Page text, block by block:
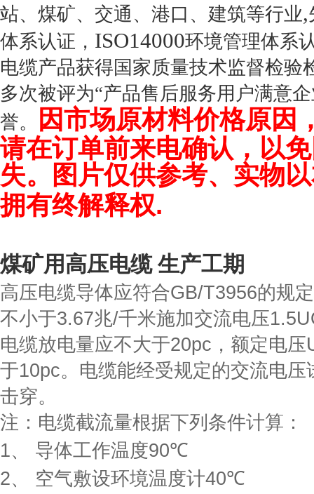
站、煤矿、交通、港口、建筑等行业,
体系认证， ISO14000环境管理体系
电缆产品获得国家质量技术监督检
多次被评为“产品售后服务用户满意
誉。
因市场原材料价格原因
请在订单前来电确认，以
失。图片仅供参考、实物
拥有终解释权.
煤矿用高压电缆 生产工期
高压电缆导体应符合GB/T3956的规
不小于3.67兆/千米施加交流电压
电缆放电量应不大于20pc ，额定电压
于10pc。电缆能经受规定的交流电
击穿。
注：电缆截流量根据下列条件计算：
1、 导体工作温度90℃
2、 空气敷设环境温度计40℃